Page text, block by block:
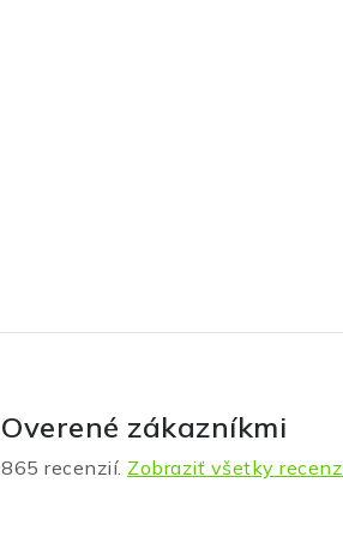
Overené zákazníkmi
865 recenzií. Zobraziť všetky